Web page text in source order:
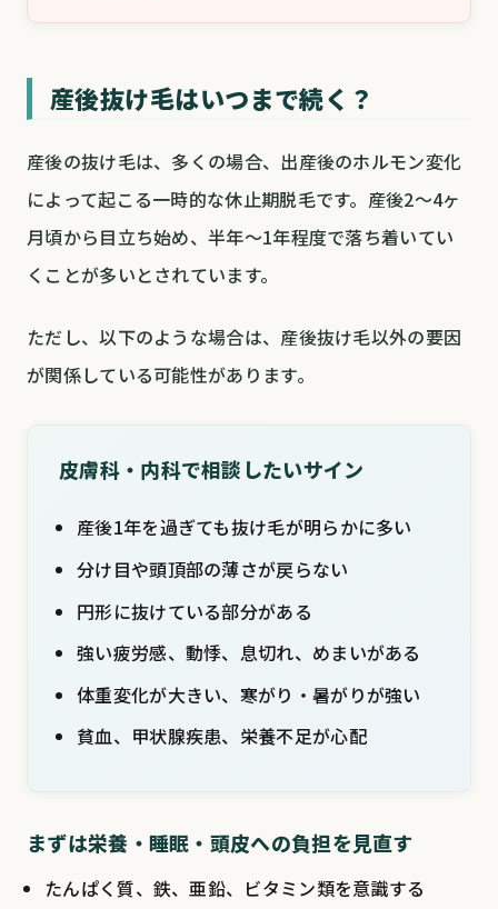
産後抜け毛はいつまで続く？
産後の抜け毛は、多くの場合、出産後のホルモン変化
によって起こる一時的な休止期脱毛です。産後2〜4ヶ
月頃から目立ち始め、半年〜1年程度で落ち着いてい
くことが多いとされています。
ただし、以下のような場合は、産後抜け毛以外の要因
が関係している可能性があります。
皮膚科・内科で相談したいサイン
産後1年を過ぎても抜け毛が明らかに多い
分け目や頭頂部の薄さが戻らない
円形に抜けている部分がある
強い疲労感、動悸、息切れ、めまいがある
体重変化が大きい、寒がり・暑がりが強い
貧血、甲状腺疾患、栄養不足が心配
まずは栄養・睡眠・頭皮への負担を見直す
たんぱく質、鉄、亜鉛、ビタミン類を意識する